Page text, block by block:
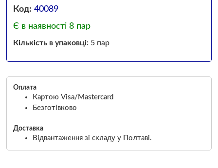
Код: 40089
Є в наявності 8 пар
Кількість в упаковці:5 пар
Оплата
Картою Visa/Mastercard
Безготівково
Доставка
Відвантаження зі складу у Полтаві.